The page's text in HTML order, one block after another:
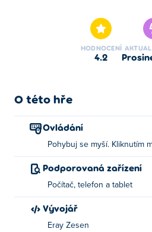
strategicky házíte různé typy
jak skákající kuličky padají jedna
setkají dvě stejného typu, spojí
konec hry! Jak velký můžete
Jak hrát Blob Drop?
Přesuňte svůj blob pomocí myši
šálku!
Kdo vytvořil Blob Drop?
Blob Drop vytvořil Eray Zesen.
Light the Lamp
HODNOCENÍ
4.2
O této hře
Ovládání
Pohybuj se myší. Kliknutím
Podporovaná zařízení
Počítač, telefon a tablet
Vývojář
Eray Zesen